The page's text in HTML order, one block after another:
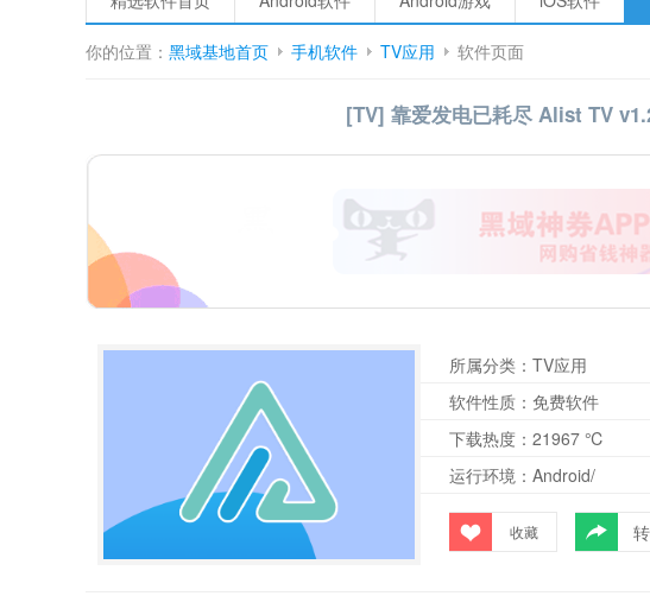
你的位置： 黑域基地首页 手机软件 TV应用 软件页面
[TV] 靠爱发电已耗尽 Alist TV
所属分类： TV应用
软件性质： 免费软件
下载热度： 21967 ℃
运行环境： Android/
收藏